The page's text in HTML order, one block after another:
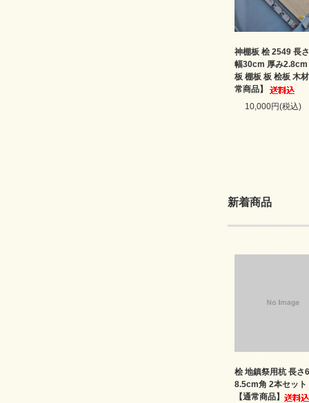
神棚板 桧 2549 長
幅30cm 厚み2.8cm
板 棚板 板 桧板 木
常商品】
10,000円(税込)
新着商品
桧 地鎮祭用杭 長さ
8.5cm角 2本セッ
【通常商品】